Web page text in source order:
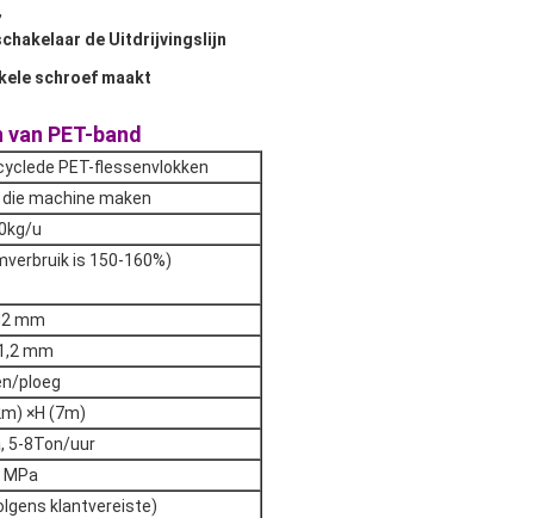
,
de Uitdrijvingslijn
schroef maakt
PET-band
PET-flessenvlokken
machine maken
u
is 150-160%)
mm
mm
ploeg
×H (7m)
5-8Ton/uur
MPa
klantvereiste)